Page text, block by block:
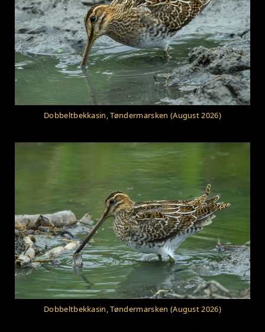
Dobbeltbekkasin, Tøndermarsken (August 2026)
Dobbeltbekkasin, Tøndermarsken (August 2026)